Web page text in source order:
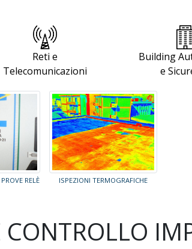
Reti e
Telecomunicazioni
Building
e
RELÈ ISPEZIONI TERMOGRAFICHE
CONTROLLO